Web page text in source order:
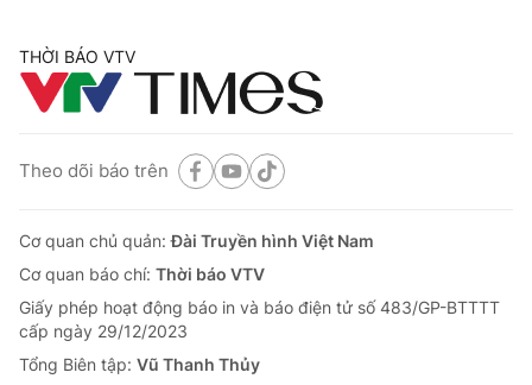
THỜI BÁO VTV
Theo dõi báo trên
Cơ quan chủ quản:Đài Truyền hình Việt Nam
Cơ quan báo chí: Thời báo VTV
Giấy phép hoạt động báo in và báo điện tử số 483/GP-BTTTT
cấp ngày 29/12/2023
Tổng Biên tập: Vũ Thanh Thủy